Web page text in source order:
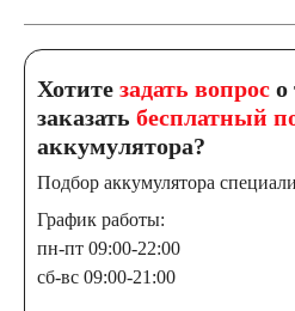
Хотите задать вопрос о
заказать бесплатный
аккумулятора?
Подбор аккумулятора
График работы:
пн-пт 09:00-22:00
сб-вс 09:00-21:00